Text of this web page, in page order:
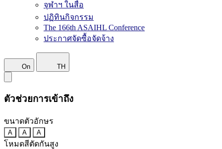
จุฬาฯ ในสื่อ
ปฏิทินกิจกรรม
The 166th ASAIHL Conference
ประกาศจัดซื้อจัดจ้าง
On TH
ตัวช่วยการเข้าถึง
ขนาดตัวอักษร
A A A
โหมดสีตัดกันสูง